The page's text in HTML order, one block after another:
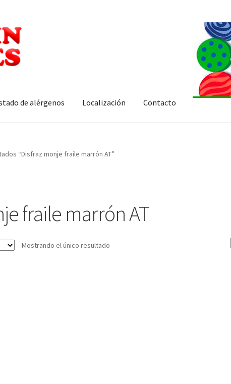
de alérgenos Localización Contacto
“Disfraz monje fraile marrón AT”
fraile marrón AT
Mostrando el único resultado